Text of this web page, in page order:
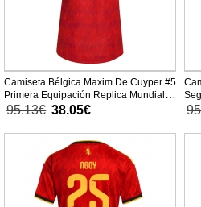
Camiseta Bélgica Maxim De Cuyper #5
Primera Equipación Replica Mundial
2026 para mujer mangas cortas
95.13€ 38.05€